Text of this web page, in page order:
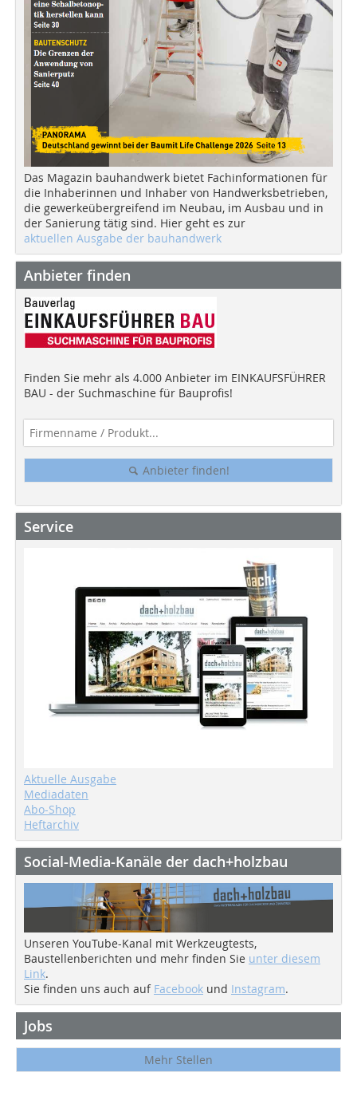
Das Magazin bauhandwerk bietet Fachinformationen für
die Inhaberinnen und Inhaber von Handwerksbetrieben,
die gewerkeübergreifend im Neubau, im Ausbau und in
der Sanierung tätig sind. Hier geht es zur
aktuellen Ausgabe der bauhandwerk
Anbieter finden
Finden Sie mehr als 4.000 Anbieter im EINKAUFSFÜHRER
BAU - der Suchmaschine für Bauprofis!
Anbieter finden!
Service
Aktuelle Ausgabe
Mediadaten
Abo-Shop
Heftarchiv
Social-Media-Kanäle der dach+holzbau
Unseren YouTube-Kanal mit Werkzeugtests,
Baustellenberichten und mehr finden Sie unter diesem
Link.
Sie finden uns auch auf Facebook und Instagram.
Jobs
Mehr Stellen